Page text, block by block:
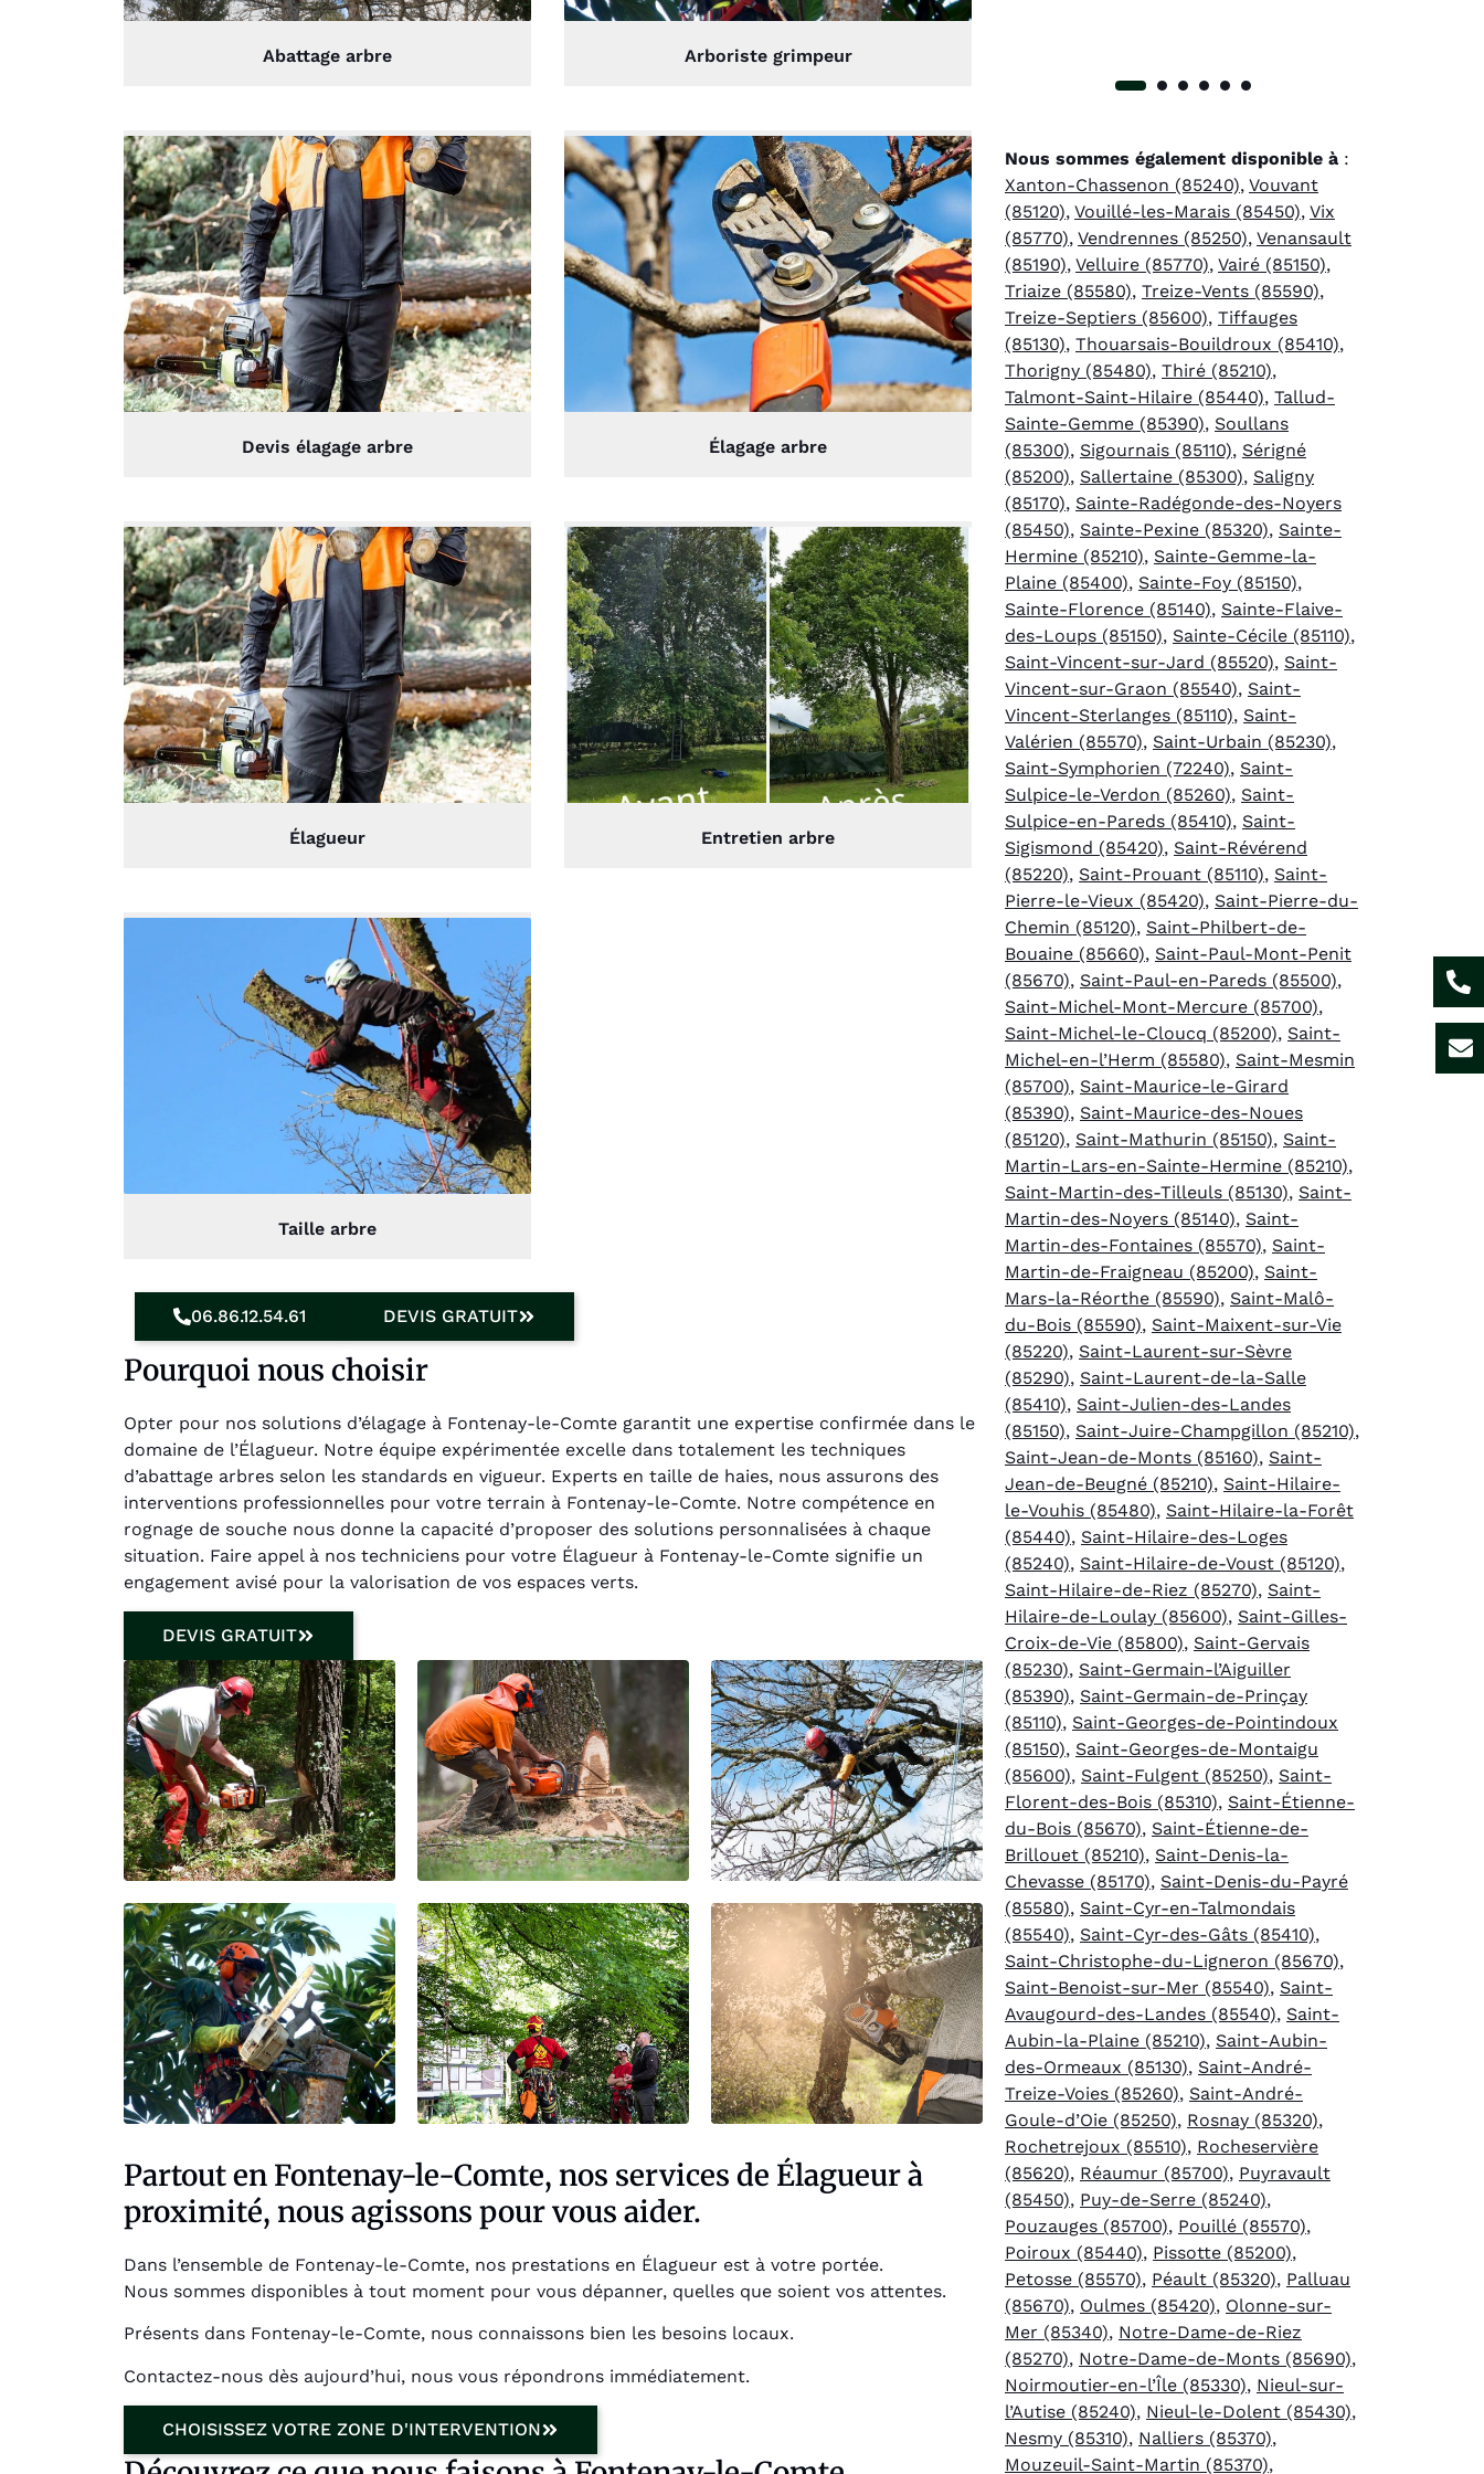
Abattage arbre Arboriste grimpeur
Devis élagage arbre Élagage arbre
Élagueur Entretien arbre
Taille arbre
06.86.12.54.61 DEVIS GRATUIT
Pourquoi nous choisir
Opter pour nos solutions d’élagage à Fontenay-le-Comte garantit une expertise confirmée dans le
domaine de l’Élagueur. Notre équipe expérimentée excelle dans totalement les techniques
d’abattage arbres selon les standards en vigueur. Experts en taille de haies, nous assurons des
interventions professionnelles pour votre terrain à Fontenay-le-Comte. Notre compétence en
rognage de souche nous donne la capacité d’proposer des solutions personnalisées à chaque
situation. Faire appel à nos techniciens pour votre Élagueur à Fontenay-le-Comte signifie un
engagement avisé pour la valorisation de vos espaces verts.
DEVIS GRATUIT
Partout en Fontenay-le-Comte, nos services de Élagueur à
proximité, nous agissons pour vous aider.
Dans l’ensemble de Fontenay-le-Comte, nos prestations en Élagueur est à votre portée.
Nous sommes disponibles à tout moment pour vous dépanner, quelles que soient vos attentes.
Présents dans Fontenay-le-Comte, nous connaissons bien les besoins locaux.
Contactez-nous dès aujourd’hui, nous vous répondrons immédiatement.
CHOISISSEZ VOTRE ZONE D'INTERVENTION
Nous sommes également disponible à :
Xanton-Chassenon (85240), Vouvant
(85120), Vouillé-les-Marais (85450), Vix
(85770), Vendrennes (85250), Venansault
(85190), Velluire (85770), Vairé (85150),
Triaize (85580), Treize-Vents (85590),
Treize-Septiers (85600), Tiffauges
(85130), Thouarsais-Bouildroux (85410),
Thorigny (85480), Thiré (85210),
Talmont-Saint-Hilaire (85440), Tallud-
Sainte-Gemme (85390), Soullans
(85300), Sigournais (85110), Sérigné
(85200), Sallertaine (85300), Saligny
(85170), Sainte-Radégonde-des-Noyers
(85450), Sainte-Pexine (85320), Sainte-
Hermine (85210), Sainte-Gemme-la-
Plaine (85400), Sainte-Foy (85150),
Sainte-Florence (85140), Sainte-Flaive-
des-Loups (85150), Sainte-Cécile (85110),
Saint-Vincent-sur-Jard (85520), Saint-
Vincent-sur-Graon (85540), Saint-
Vincent-Sterlanges (85110), Saint-
Valérien (85570), Saint-Urbain (85230),
Saint-Symphorien (72240), Saint-
Sulpice-le-Verdon (85260), Saint-
Sulpice-en-Pareds (85410), Saint-
Sigismond (85420), Saint-Révérend
(85220), Saint-Prouant (85110), Saint-
Pierre-le-Vieux (85420), Saint-Pierre-du-
Chemin (85120), Saint-Philbert-de-
Bouaine (85660), Saint-Paul-Mont-Penit
(85670), Saint-Paul-en-Pareds (85500),
Saint-Michel-Mont-Mercure (85700),
Saint-Michel-le-Cloucq (85200), Saint-
Michel-en-l’Herm (85580), Saint-Mesmin
(85700), Saint-Maurice-le-Girard
(85390), Saint-Maurice-des-Noues
(85120), Saint-Mathurin (85150), Saint-
Martin-Lars-en-Sainte-Hermine (85210),
Saint-Martin-des-Tilleuls (85130), Saint-
Martin-des-Noyers (85140), Saint-
Martin-des-Fontaines (85570), Saint-
Martin-de-Fraigneau (85200), Saint-
Mars-la-Réorthe (85590), Saint-Malô-
du-Bois (85590), Saint-Maixent-sur-Vie
(85220), Saint-Laurent-sur-Sèvre
(85290), Saint-Laurent-de-la-Salle
(85410), Saint-Julien-des-Landes
(85150), Saint-Juire-Champgillon (85210),
Saint-Jean-de-Monts (85160), Saint-
Jean-de-Beugné (85210), Saint-Hilaire-
le-Vouhis (85480), Saint-Hilaire-la-Forêt
(85440), Saint-Hilaire-des-Loges
(85240), Saint-Hilaire-de-Voust (85120),
Saint-Hilaire-de-Riez (85270), Saint-
Hilaire-de-Loulay (85600), Saint-Gilles-
Croix-de-Vie (85800), Saint-Gervais
(85230), Saint-Germain-l’Aiguiller
(85390), Saint-Germain-de-Prinçay
(85110), Saint-Georges-de-Pointindoux
(85150), Saint-Georges-de-Montaigu
(85600), Saint-Fulgent (85250), Saint-
Florent-des-Bois (85310), Saint-Étienne-
du-Bois (85670), Saint-Étienne-de-
Brillouet (85210), Saint-Denis-la-
Chevasse (85170), Saint-Denis-du-Payré
(85580), Saint-Cyr-en-Talmondais
(85540), Saint-Cyr-des-Gâts (85410),
Saint-Christophe-du-Ligneron (85670),
Saint-Benoist-sur-Mer (85540), Saint-
Avaugourd-des-Landes (85540), Saint-
Aubin-la-Plaine (85210), Saint-Aubin-
des-Ormeaux (85130), Saint-André-
Treize-Voies (85260), Saint-André-
Goule-d’Oie (85250), Rosnay (85320),
Rochetrejoux (85510), Rocheservière
(85620), Réaumur (85700), Puyravault
(85450), Puy-de-Serre (85240),
Pouzauges (85700), Pouillé (85570),
Poiroux (85440), Pissotte (85200),
Petosse (85570), Péault (85320), Palluau
(85670), Oulmes (85420), Olonne-sur-
Mer (85340), Notre-Dame-de-Riez
(85270), Notre-Dame-de-Monts (85690),
Noirmoutier-en-l’Île (85330), Nieul-sur-
l’Autise (85240), Nieul-le-Dolent (85430),
Nesmy (85310), Nalliers (85370),
Mouzeuil-Saint-Martin (85370),